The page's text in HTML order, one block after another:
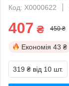
Код: X0000622
407 ₴ 450 ₴
Економія 43 ₴
319 ₴ від 10 шт.